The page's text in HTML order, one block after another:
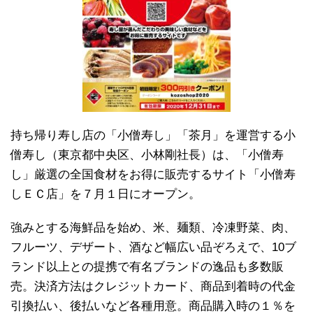
持ち帰り寿し店の「小僧寿し」「茶月」を運営する小
僧寿し（東京都中央区、小林剛社長）は、「小僧寿
し」厳選の全国食材をお得に販売するサイト「小僧寿
しＥＣ店」を７月１日にオープン。
強みとする海鮮品を始め、米、麺類、冷凍野菜、肉、
フルーツ、デザート、酒など幅広い品ぞろえで、10ブ
ランド以上との提携で有名ブランドの逸品も多数販
売。決済方法はクレジットカード、商品到着時の代金
引換払い、後払いなど各種用意。商品購入時の１％を